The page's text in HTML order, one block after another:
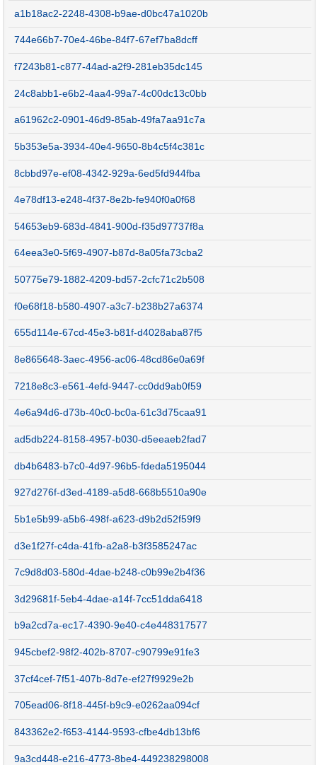
a1b18ac2-2248-4308-b9ae-d0bc47a1020b
744e66b7-70e4-46be-84f7-67ef7ba8dcff
f7243b81-c877-44ad-a2f9-281eb35dc145
24c8abb1-e6b2-4aa4-99a7-4c00dc13c0bb
a61962c2-0901-46d9-85ab-49fa7aa91c7a
5b353e5a-3934-40e4-9650-8b4c5f4c381c
8cbbd97e-ef08-4342-929a-6ed5fd944fba
4e78df13-e248-4f37-8e2b-fe940f0a0f68
54653eb9-683d-4841-900d-f35d97737f8a
64eea3e0-5f69-4907-b87d-8a05fa73cba2
50775e79-1882-4209-bd57-2cfc71c2b508
f0e68f18-b580-4907-a3c7-b238b27a6374
655d114e-67cd-45e3-b81f-d4028aba87f5
8e865648-3aec-4956-ac06-48cd86e0a69f
7218e8c3-e561-4efd-9447-cc0dd9ab0f59
4e6a94d6-d73b-40c0-bc0a-61c3d75caa91
ad5db224-8158-4957-b030-d5eeaeb2fad7
db4b6483-b7c0-4d97-96b5-fdeda5195044
927d276f-d3ed-4189-a5d8-668b5510a90e
5b1e5b99-a5b6-498f-a623-d9b2d52f59f9
d3e1f27f-c4da-41fb-a2a8-b3f3585247ac
7c9d8d03-580d-4dae-b248-c0b99e2b4f36
3d29681f-5eb4-4dae-a14f-7cc51dda6418
b9a2cd7a-ec17-4390-9e40-c4e448317577
945cbef2-98f2-402b-8707-c90799e91fe3
37cf4cef-7f51-407b-8d7e-ef27f9929e2b
705ead06-8f18-445f-b9c9-e0262aa094cf
843362e2-f653-4144-9593-cfbe4db13bf6
9a3cd448-e216-4773-8be4-449238298008